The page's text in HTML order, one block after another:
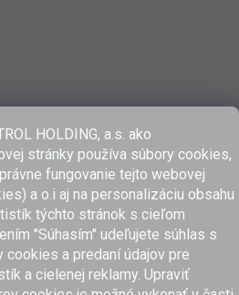
HOLDING, a.s. ako
stránky používa súbory cookies,
fungovanie tejto webovej
a o.i aj na personalizáciu obsahu
týchto stránok s cieľom
"Súhasím" udeľujete súhlas s
a predaní údajov pre
a cielenej reklamy. Upraviť